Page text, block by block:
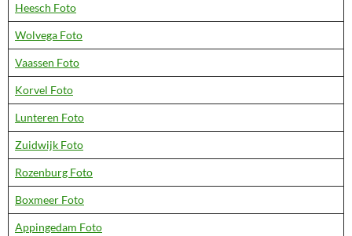
Heesch Foto
Wolvega Foto
Vaassen Foto
Korvel Foto
Lunteren Foto
Zuidwijk Foto
Rozenburg Foto
Boxmeer Foto
Appingedam Foto